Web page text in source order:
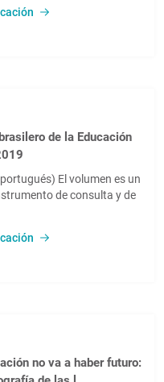
de la Educación
El volumen es un
de consulta y de
no va a haber futuro: